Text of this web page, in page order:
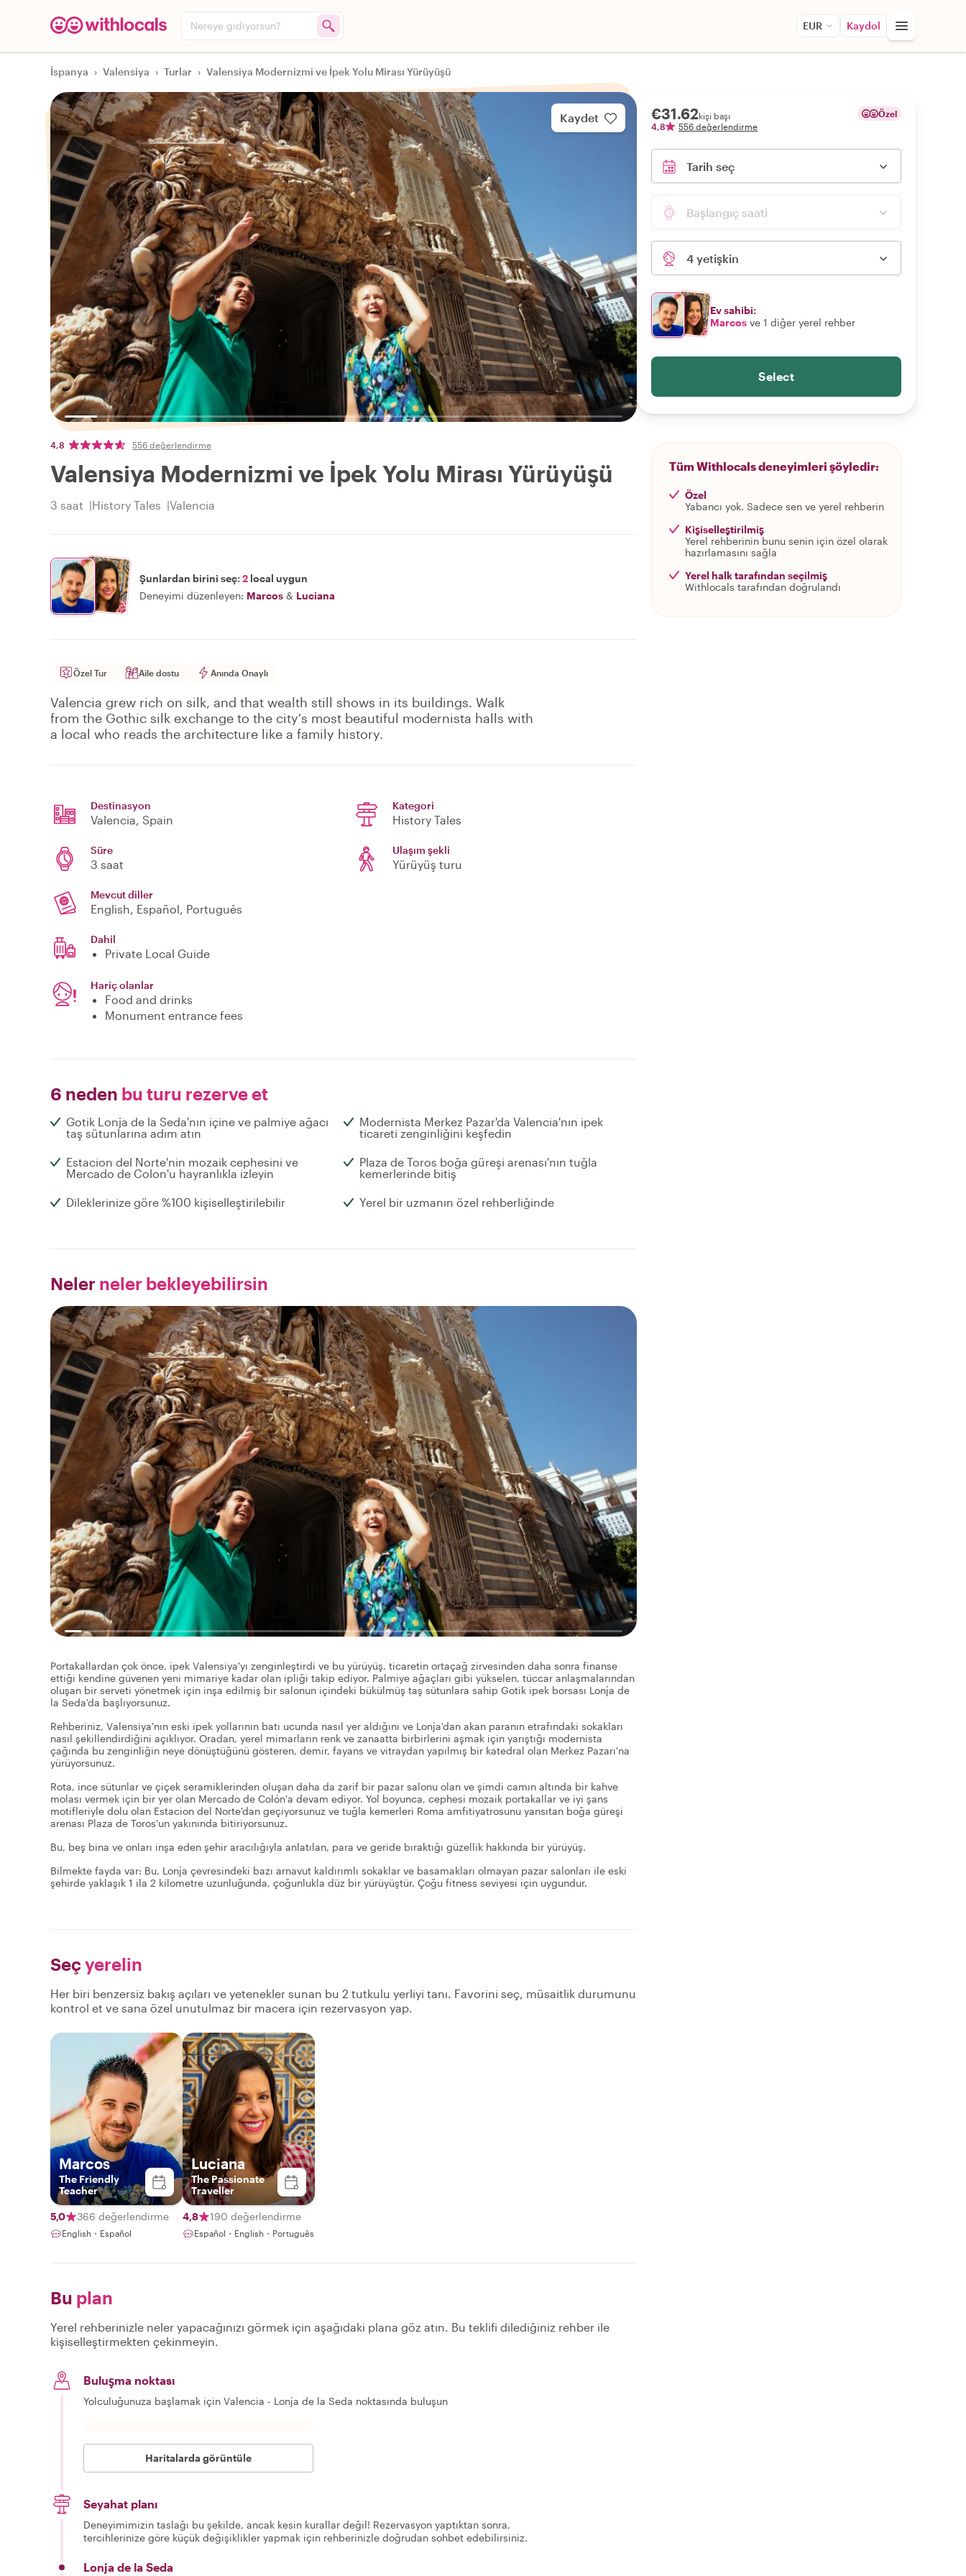
Nereye gidiyorsun? EUR Kaydol
İspanya › Valensiya › Turlar › Valensiya Modernizmi ve İpek Yolu Mirası Yürüyüşü
Kaydet
4,8 556 değerlendirme
Valensiya Modernizmi ve İpek Yolu Mirası Yürüyüşü
3 saat History Tales Valencia
Şunlardan birini seç:2 local uygun
Deneyimi düzenleyen: Marcos & Luciana
Özel Tur Aile dostu Anında Onaylı
Valencia grew rich on silk, and that wealth still shows in its buildings. Walk
from the Gothic silk exchange to the city's most beautiful modernista halls with
a local who reads the architecture like a family history.
Destinasyon
Valencia, Spain
Kategori
History Tales
Süre
3 saat
Ulaşım şekli
Yürüyüş turu
Mevcut diller
English, Español, Português
Dahil
Private Local Guide
Hariç olanlar
Food and drinks
Monument entrance fees
6 neden bu turu rezerve et
Gotik Lonja de la Seda'nın içine ve palmiye ağacı
taş sütunlarına adım atın
Modernista Merkez Pazar'da Valencia'nın ipek
ticareti zenginliğini keşfedin
Estacion del Norte'nin mozaik cephesini ve
Mercado de Colon'u hayranlıkla izleyin
Plaza de Toros boğa güreşi arenası'nın tuğla
kemerlerinde bitiş
Dileklerinize göre %100 kişiselleştirilebilir Yerel bir uzmanın özel rehberliğinde
Neler neler bekleyebilirsin
Portakallardan çok önce, ipek Valensiya'yı zenginleştirdi ve bu yürüyüş, ticaretin ortaçağ zirvesinden daha sonra finanse
ettiği kendine güvenen yeni mimariye kadar olan ipliği takip ediyor. Palmiye ağaçları gibi yükselen, tüccar anlaşmalarından
oluşan bir serveti yönetmek için inşa edilmiş bir salonun içindeki bükülmüş taş sütunlara sahip Gotik ipek borsası Lonja de
la Seda'da başlıyorsunuz.
Rehberiniz, Valensiya'nın eski ipek yollarının batı ucunda nasıl yer aldığını ve Lonja'dan akan paranın etrafındaki sokakları
nasıl şekillendirdiğini açıklıyor. Oradan, yerel mimarların renk ve zanaatta birbirlerini aşmak için yarıştığı modernista
çağında bu zenginliğin neye dönüştüğünü gösteren, demir, fayans ve vitraydan yapılmış bir katedral olan Merkez Pazarı'na
yürüyorsunuz.
Rota, ince sütunlar ve çiçek seramiklerinden oluşan daha da zarif bir pazar salonu olan ve şimdi camın altında bir kahve
molası vermek için bir yer olan Mercado de Colón'a devam ediyor. Yol boyunca, cephesi mozaik portakallar ve iyi şans
motifleriyle dolu olan Estacion del Norte'dan geçiyorsunuz ve tuğla kemerleri Roma amfitiyatrosunu yansıtan boğa güreşi
arenası Plaza de Toros'un yakınında bitiriyorsunuz.
Bu, beş bina ve onları inşa eden şehir aracılığıyla anlatılan, para ve geride bıraktığı güzellik hakkında bir yürüyüş.
Bilmekte fayda var: Bu, Lonja çevresindeki bazı arnavut kaldırımlı sokaklar ve basamakları olmayan pazar salonları ile eski
şehirde yaklaşık 1 ila 2 kilometre uzunluğunda, çoğunlukla düz bir yürüyüştür. Çoğu fitness seviyesi için uygundur.
Seçyerelin
Her biri benzersiz bakış açıları ve yetenekler sunan bu 2 tutkulu yerliyi tanı. Favorini seç, müsaitlik durumunu
kontrol et ve sana özel unutulmaz bir macera için rezervasyon yap.
Marcos
The Friendly
Teacher
5,0 366 değerlendirme
English・Español
Luciana
The Passionate
Traveller
4,8 190 değerlendirme
Español・English・Português
Bu plan
Yerel rehberinizle neler yapacağınızı görmek için aşağıdaki plana göz atın. Bu teklifi dilediğiniz rehber ile
kişiselleştirmekten çekinmeyin.
Buluşma noktası
Yolculuğunuza başlamak için Valencia - Lonja de la Seda noktasında buluşun
Haritalarda görüntüle
Seyahat planı
Deneyimimizin taslağı bu şekilde, ancak kesin kurallar değil! Rezervasyon yaptıktan sonra,
tercihlerinize göre küçük değişiklikler yapmak için rehberinizle doğrudan sohbet edebilirsiniz.
Lonja de la Seda
€31.62kişi başı
4,8
556 değerlendirme
Özel
Tarih seç
Başlangıç saati
4 yetişkin
Ev sahibi:
Marcos ve 1 diğer yerel rehber
Select
Tüm Withlocals deneyimleri şöyledir:
Özel
Yabancı yok. Sadece sen ve yerel rehberin
Kişiselleştirilmiş
Yerel rehberinin bunu senin için özel olarak
hazırlamasını sağla
Yerel halk tarafından seçilmiş
Withlocals tarafından doğrulandı